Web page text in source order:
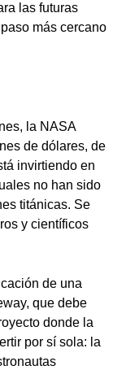
las futuras
más cercano
la NASA
de dólares, de
invirtiendo en
no han sido
titánicas. Se
y científicos
de una
que debe
donde la
por sí sola: la